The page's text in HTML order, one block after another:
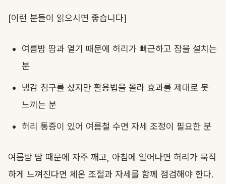
[이런 분들이 읽으시면 좋습니다]
여름밤 땀과 열기 때문에 허리가 뻐근하고 잠을 설치는
분
냉감 침구를 샀지만 활용법을 몰라 효과를 제대로 못
느끼는 분
허리 통증이 있어 여름철 수면 자세 조정이 필요한 분
여름밤 땀 때문에 자주 깨고, 아침에 일어나면 허리가 묵직
하게 느껴진다면 체온 조절과 자세를 함께 점검해야 한다.